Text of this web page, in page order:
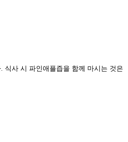
식사 시 파인애플즙을 함께 마시는 것은